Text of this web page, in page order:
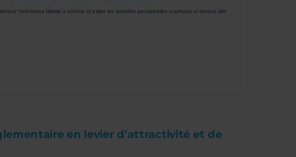
en levier d’attractivité et de